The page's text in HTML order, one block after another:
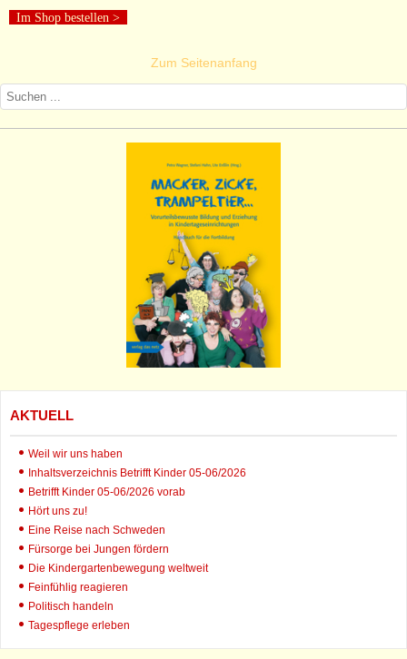
Im Shop bestellen >
Zum Seitenanfang
AKTUELL
Weil wir uns haben
Inhaltsverzeichnis Betrifft Kinder 05-06/2026
Betrifft Kinder 05-06/2026 vorab
Hört uns zu!
Eine Reise nach Schweden
Fürsorge bei Jungen fördern
Die Kindergartenbewegung weltweit
Feinfühlig reagieren
Politisch handeln
Tagespflege erleben